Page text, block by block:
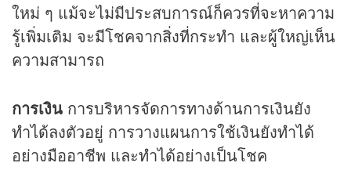
ใหม่ ๆ แม้จะไม่มีประสบการณ์ก็ควรที่จะหาความ
รู้เพิ่มเติม จะมีโชคจากสิ่งที่กระทำ และผู้ใหญ่เห็น
ความสามารถ
การเงิน การบริหารจัดการทางด้านการเงินยัง
ทำได้ลงตัวอยู่ การวางแผนการใช้เงินยังทำได้
อย่างมืออาชีพ และทำได้อย่างเป็นโชค